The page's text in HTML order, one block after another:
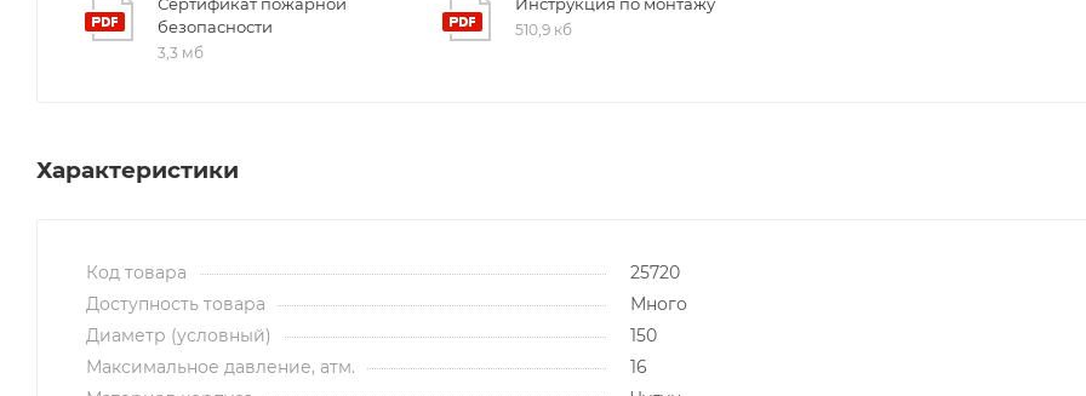
безопасности
3,3 мб
510,9 кб
Характеристики
Код товара
25720
Доступность товара
Много
Диаметр (условный)
150
Максимальное давление, атм.
16